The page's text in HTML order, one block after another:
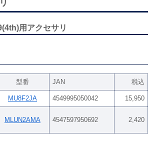
用アクセサリ
型番 JAN 税込
MU8F2JA 4549995050042 15,950
MLUN2AMA 4547597950692 2,420